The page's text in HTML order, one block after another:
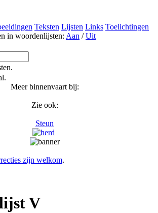
Teksten Lijsten Links Toelichtingen
in woordenlijsten: Aan /Uit
Meer binnenvaart bij:
Zie ook:
Steun
zijn welkom.
V